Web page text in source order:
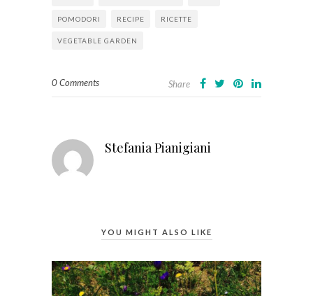
POMODORI RECIPE RICETTE
VEGETABLE GARDEN
0 Comments Share
Stefania Pianigiani
YOU MIGHT ALSO LIKE